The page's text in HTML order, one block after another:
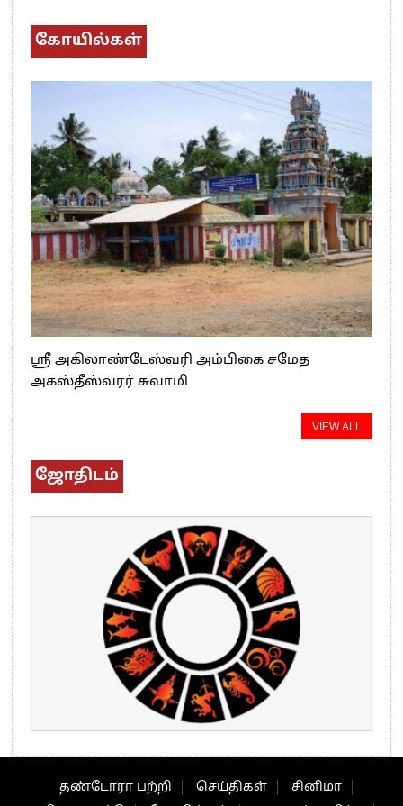
கோயில்கள்
ஸ்ரீ அகிலாண்டேஸ்வரி அம்பிகை சமேத
அகஸ்தீஸ்வரர் சுவாமி
VIEW ALL
ஜோதிடம்
தண்டோரா பற்றி செய்திகள்
சினிமா